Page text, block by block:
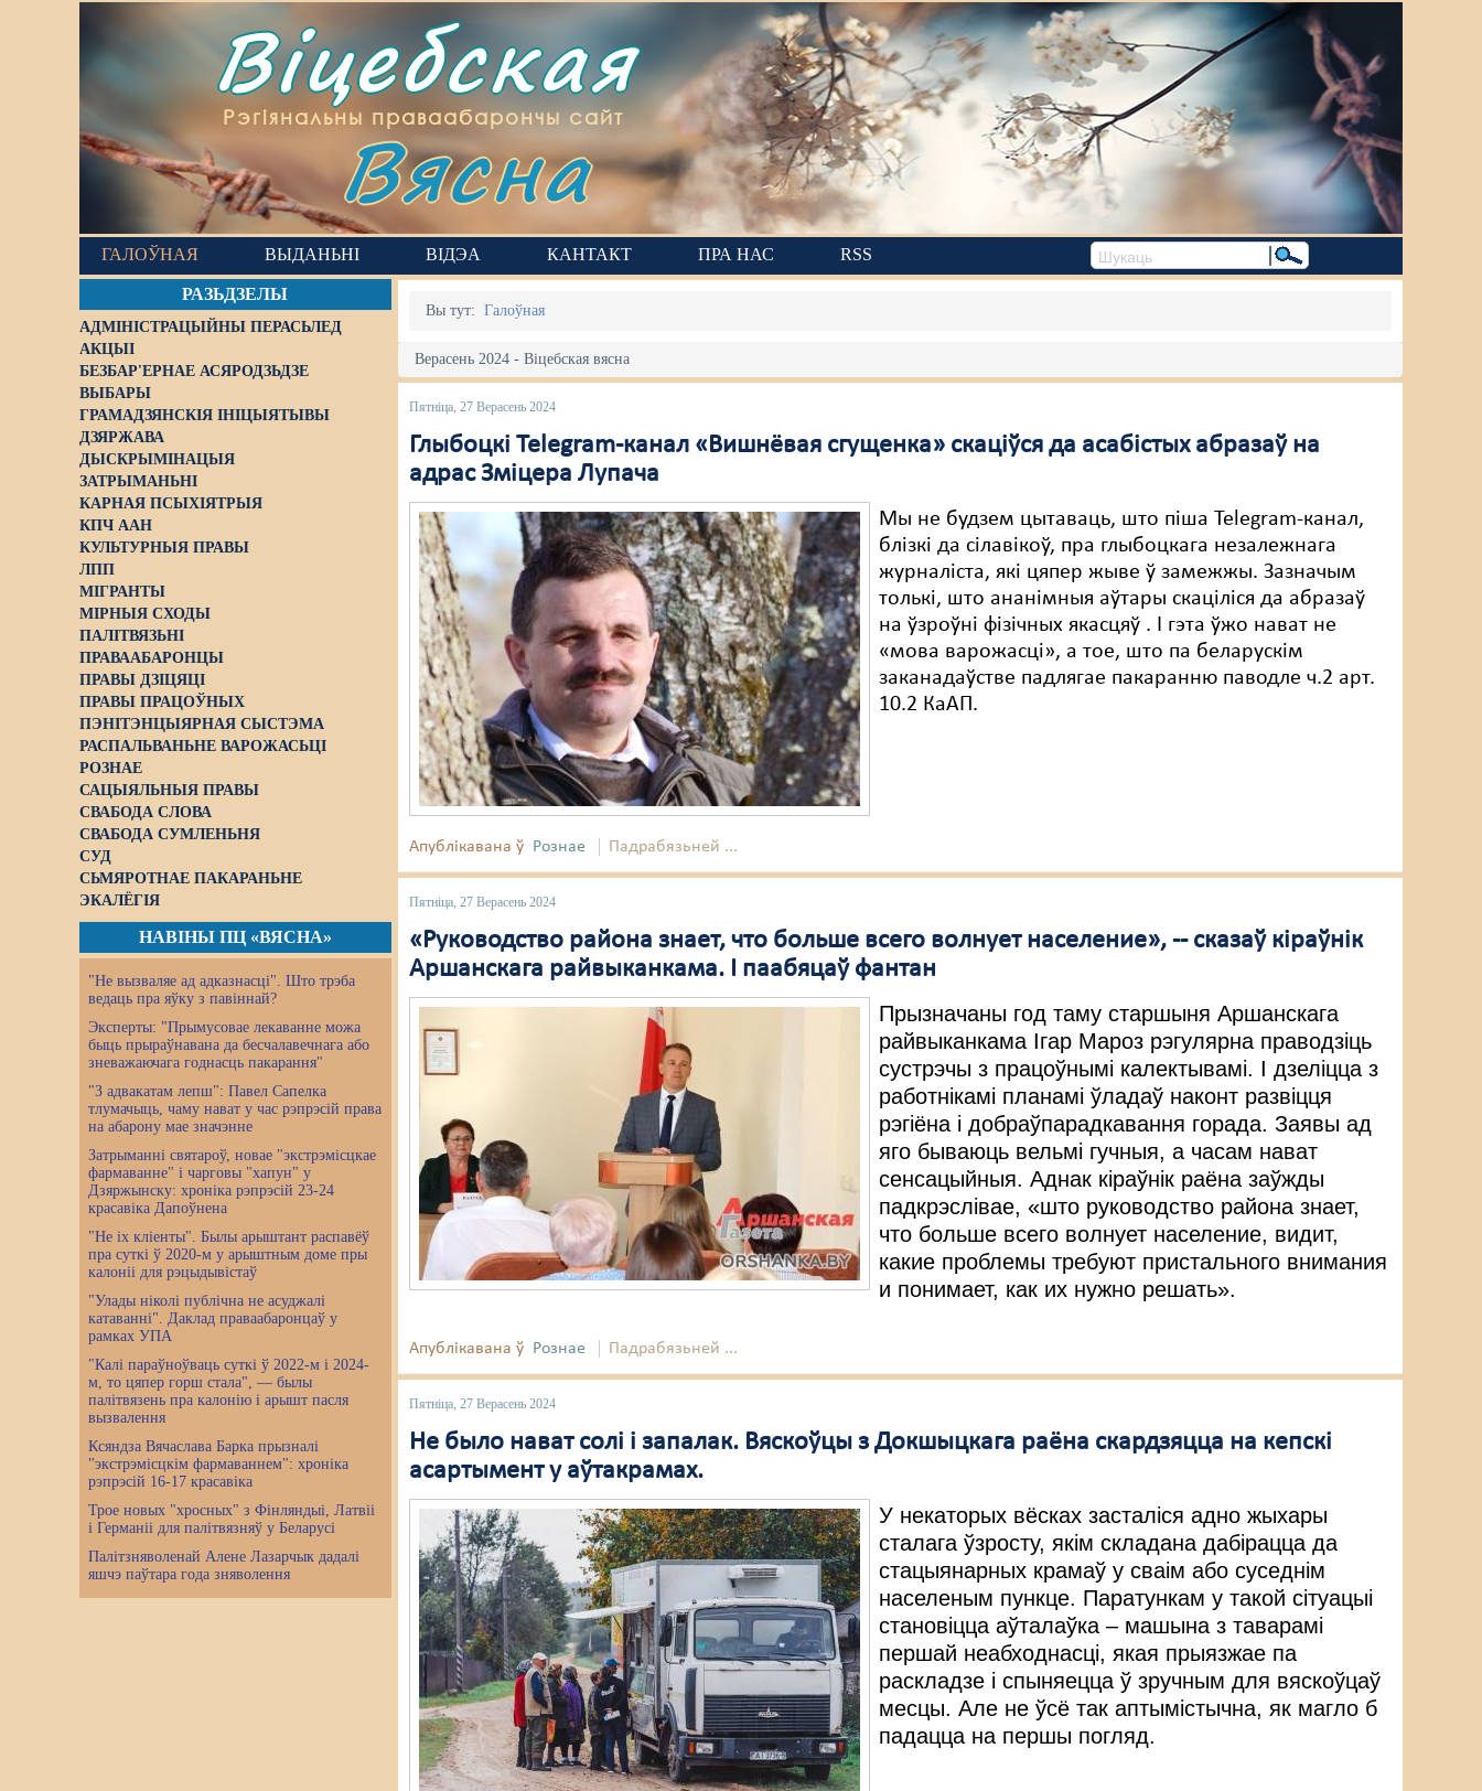
Віцебская
Рэгіянальны праваабарончы сайт
Вясна
ГАЛОЎНАЯ ВЫДАНЬНІ ВІДЭА КАНТАКТ ПРА НАС RSS
РАЗЬДЗЕЛЫ
АДМІНІСТРАЦЫЙНЫ ПЕРАСЬЛЕД
АКЦЫІ
БЕЗБАР'ЕРНАЕ АСЯРОДЗЬДЗЕ
ВЫБАРЫ
ГРАМАДЗЯНСКІЯ ІНІЦЫЯТЫВЫ
ДЗЯРЖАВА
ДЫСКРЫМІНАЦЫЯ
ЗАТРЫМАНЬНІ
КАРНАЯ ПСЫХІЯТРЫЯ
КПЧ ААН
КУЛЬТУРНЫЯ ПРАВЫ
ЛПП
МІГРАНТЫ
МІРНЫЯ СХОДЫ
ПАЛІТВЯЗЬНІ
ПРАВААБАРОНЦЫ
ПРАВЫ ДЗІЦЯЦІ
ПРАВЫ ПРАЦОЎНЫХ
ПЭНІТЭНЦЫЯРНАЯ СЫСТЭМА
РАСПАЛЬВАНЬНЕ ВАРОЖАСЬЦІ
РОЗНАЕ
САЦЫЯЛЬНЫЯ ПРАВЫ
СВАБОДА СЛОВА
СВАБОДА СУМЛЕНЬНЯ
СУД
СЬМЯРОТНАЕ ПАКАРАНЬНЕ
ЭКАЛЁГІЯ
НАВІНЫ ПЦ «ВЯСНА»
"Не вызваляе ад адказнасці". Што трэба
ведаць пра яўку з павіннай?
Эксперты: "Прымусовае лекаванне можа
быць прыраўнавана да бесчалавечнага або
зневажаючага годнасць пакарання"
"З адвакатам лепш": Павел Сапелка
тлумачыць, чаму нават у час рэпрэсій права
на абарону мае значэнне
Затрыманні святароў, новае "экстрэмісцкае
фармаванне" і чарговы "хапун" у
Дзяржынску: хроніка рэпрэсій 23-24
красавіка Дапоўнена
"Не іх кліенты". Былы арыштант распавёў
пра суткі ў 2020-м у арыштным доме пры
калоніі для рэцыдывістаў
"Улады ніколі публічна не асуджалі
катаванні". Даклад праваабаронцаў у
рамках УПА
"Калі параўноўваць суткі ў 2022-м і 2024-
м, то цяпер горш стала", — былы
палітвязень пра калонію і арышт пасля
вызвалення
Ксяндза Вячаслава Барка прызналі
"экстрэмісцкім фармаваннем": хроніка
рэпрэсій 16-17 красавіка
Трое новых "хросных" з Фінляндыі, Латвіі
і Германіі для палітвязняў у Беларусі
Палітзняволенай Алене Лазарчык дадалі
яшчэ паўтара года зняволення
Вы тут:Галоўная
Верасень 2024 - Віцебская вясна
Пятніца, 27 Верасень 2024
Глыбоцкі Telegram-канал «Вишнёвая сгущенка» скаціўся да асабістых абразаў на
адрас Зміцера Лупача
Мы не будзем цытаваць, што піша Telegram-канал,
блізкі да сілавікоў, пра глыбоцкага незалежнага
журналіста, які цяпер жыве ў замежжы. Зазначым
толькі, што ананімныя аўтары скаціліся да абразаў
на ўзроўні фізічных якасцяў . І гэта ўжо нават не
«мова варожасці», а тое, што па беларускім
заканадаўстве падлягае пакаранню паводле ч.2 арт.
10.2 КаАП.
Апублікавана ў Рознае Падрабязьней ...
Пятніца, 27 Верасень 2024
«Руководство района знает, что больше всего волнует население», -- сказаў кіраўнік
Аршанскага райвыканкама. І паабяцаў фантан
Прызначаны год таму старшыня Аршанскага
райвыканкама Ігар Мароз рэгулярна праводзіць
сустрэчы з працоўнымі калектывамі. І дзеліцца з
работнікамі планамі ўладаў наконт развіцця
рэгіёна і добраўпарадкавання горада. Заявы ад
яго бываюць вельмі гучныя, а часам нават
сенсацыйныя. Аднак кіраўнік раёна заўжды
падкрэслівае, «што руководство района знает,
что больше всего волнует население, видит,
какие проблемы требуют пристального внимания
и понимает, как их нужно решать».
Апублікавана ў Рознае Падрабязьней ...
Пятніца, 27 Верасень 2024
Не было нават солі і запалак. Вяскоўцы з Докшыцкага раёна скардзяцца на кепскі
асартымент у аўтакрамах.
У некаторых вёсках засталіся адно жыхары
сталага ўзросту, якім складана дабірацца да
стацыянарных крамаў у сваім або суседнім
населеным пункце. Паратункам у такой сітуацыі
становіцца аўталаўка – машына з таварамі
першай неабходнасці, якая прыязжае па
раскладзе і спыняецца ў зручным для вяскоўцаў
месцы. Але не ўсё так аптымістычна, як магло б
падацца на першы погляд.